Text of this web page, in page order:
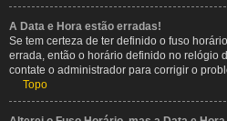
A Data e Hora estão erradas!
Se tem certeza de ter definido o fuso
errada, então o horário definido no relógio
contate o administrador para corrigir o
Topo